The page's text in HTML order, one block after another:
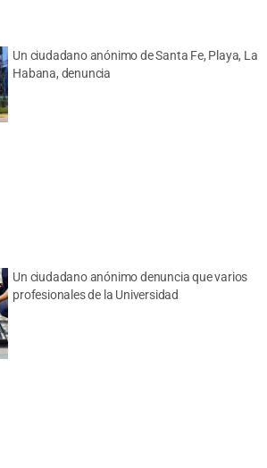
Un ciudadano anónimo de Santa Fe, Playa, La
Habana, denuncia
Un ciudadano anónimo denuncia que varios
profesionales de la Universidad